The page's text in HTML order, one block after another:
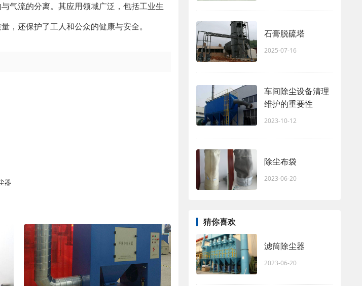
气流的分离。其应用领域广泛，包括工业生
，还保护了工人和公众的健康与安全。
器
石膏脱硫塔
2025-07-16
车间除尘设备清理
维护的重要性
2023-10-12
除尘布袋
2023-06-20
猜你喜欢
滤筒除尘器
2023-06-20